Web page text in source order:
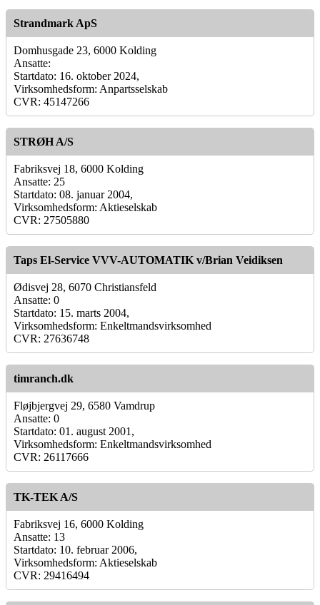
Strandmark ApS
Domhusgade 23, 6000 Kolding
Ansatte:
Startdato: 16. oktober 2024,
Virksomhedsform: Anpartsselskab
CVR: 45147266
STRØH A/S
Fabriksvej 18, 6000 Kolding
Ansatte: 25
Startdato: 08. januar 2004,
Virksomhedsform: Aktieselskab
CVR: 27505880
Taps El-Service VVV-AUTOMATIK v/Brian Veidiksen
Ødisvej 28, 6070 Christiansfeld
Ansatte: 0
Startdato: 15. marts 2004,
Virksomhedsform: Enkeltmandsvirksomhed
CVR: 27636748
timranch.dk
Fløjbjergvej 29, 6580 Vamdrup
Ansatte: 0
Startdato: 01. august 2001,
Virksomhedsform: Enkeltmandsvirksomhed
CVR: 26117666
TK-TEK A/S
Fabriksvej 16, 6000 Kolding
Ansatte: 13
Startdato: 10. februar 2006,
Virksomhedsform: Aktieselskab
CVR: 29416494